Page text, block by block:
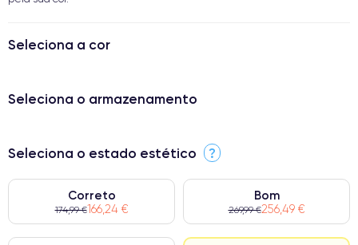
Seleciona a cor
Seleciona o armazenamento
Seleciona o estado estético ?
Correto
174,99 €166,24 €
Bom
269,99 €256,49 €